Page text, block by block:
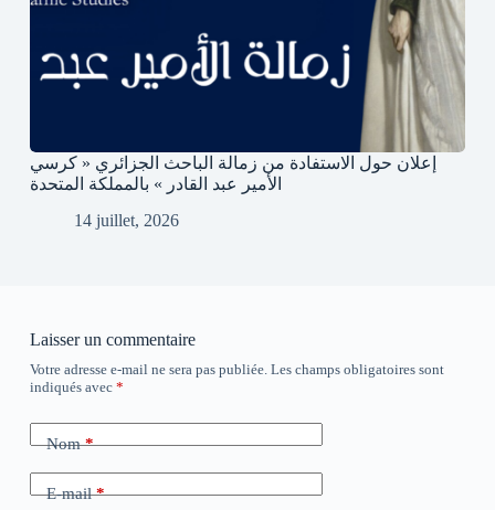
إعلان حول الاستفادة من زمالة الباحث الجزائري « كرسي
الأمير عبد القادر » بالمملكة المتحدة
14 juillet, 2026
Laisser un commentaire
Votre adresse e-mail ne sera pas publiée. Les champs obligatoires sont
indiqués avec *
Nom*
E-mail*